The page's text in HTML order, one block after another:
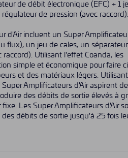
de débit électronique (EFC) + 1
de pression (avec raccord).
d'Air incluent un Super
flux), un jeu de cales, un
Utilisant l'effet Coanda, les
simple et économique pour faire
et des matériaux légers.
Amplificateurs d'Air aspirent
des débits de sortie élevés à
Les Super Amplificateurs d'Air
débits de sortie jusqu'à 25 fois